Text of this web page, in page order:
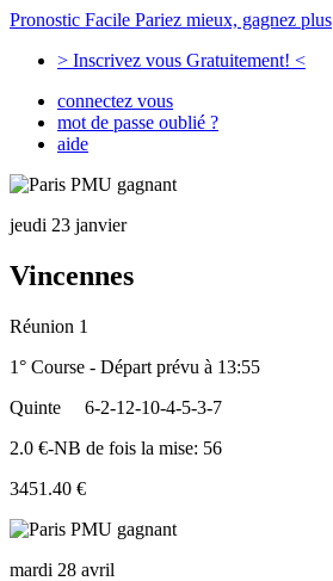
Pronostic Facile Pariez mieux, gagnez plus
> Inscrivez vous Gratuitement! <
connectez vous
mot de passe oublié ?
aide
jeudi 23 janvier
Vincennes
Réunion 1
1° Course - Départ prévu à 13:55
Quinte
6-2-12-10-4-5-3-7
2.0 €-NB de fois la mise: 56
3451.40 €
mardi 28 avril